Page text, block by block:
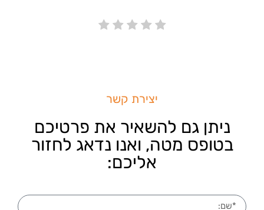
יצירת קשר
ניתן גם להשאיר את פרטיכם
בטופס מטה, ואנו נדאג לחזור
אליכם: